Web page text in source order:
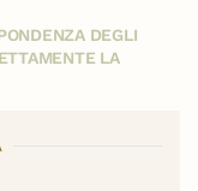
DEGLI
LA